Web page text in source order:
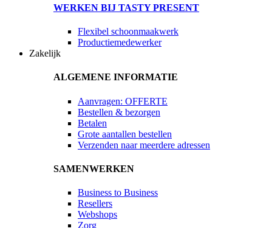
WERKEN BIJ TASTY PRESENT
Flexibel schoonmaakwerk
Productiemedewerker
Zakelijk
ALGEMENE INFORMATIE
Aanvragen: OFFERTE
Bestellen & bezorgen
Betalen
Grote aantallen bestellen
Verzenden naar meerdere adressen
SAMENWERKEN
Business to Business
Resellers
Webshops
Zorg